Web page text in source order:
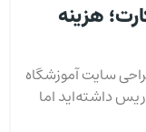
هزینه
سایت آموزشگاه
داشته‌اید اما